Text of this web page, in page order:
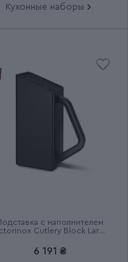
Кухонные наборы
с наполнителем
Cutlery Block Large
6 191 ₴